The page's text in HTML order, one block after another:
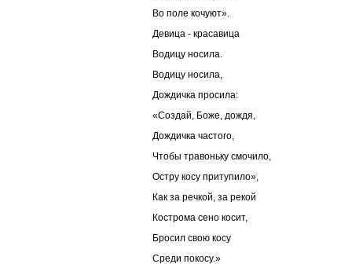
Во поле кочуют».
Девица - красавица
Водицу носила.
Водицу носила,
Дождичка просила:
«Создай, Боже, дождя,
Дождичка частого,
Чтобы травоньку смочило,
Остру косу притупило»,
Как за речкой, за рекой
Кострома сено косит,
Бросил свою косу
Среди покосу.»